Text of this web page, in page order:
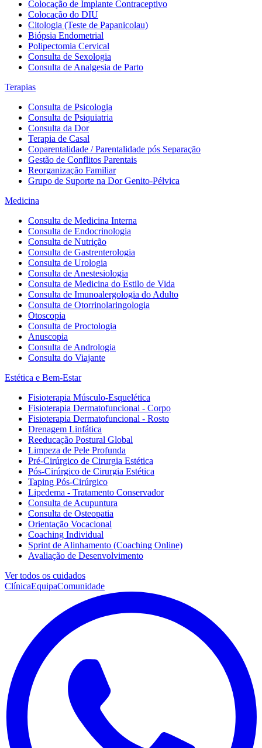
Colocação de Implante Contraceptivo
Colocação do DIU
Citologia (Teste de Papanicolau)
Biópsia Endometrial
Polipectomia Cervical
Consulta de Sexologia
Consulta de Analgesia de Parto
Terapias
Consulta de Psicologia
Consulta de Psiquiatria
Consulta da Dor
Terapia de Casal
Coparentalidade / Parentalidade pós Separação
Gestão de Conflitos Parentais
Reorganização Familiar
Grupo de Suporte na Dor Genito-Pélvica
Medicina
Consulta de Medicina Interna
Consulta de Endocrinologia
Consulta de Nutrição
Consulta de Gastrenterologia
Consulta de Urologia
Consulta de Anestesiologia
Consulta de Medicina do Estilo de Vida
Consulta de Imunoalergologia do Adulto
Consulta de Otorrinolaringologia
Otoscopia
Consulta de Proctologia
Anuscopia
Consulta de Andrologia
Consulta do Viajante
Estética e Bem-Estar
Fisioterapia Músculo-Esquelética
Fisioterapia Dermatofuncional - Corpo
Fisioterapia Dermatofuncional - Rosto
Drenagem Linfática
Reeducação Postural Global
Limpeza de Pele Profunda
Pré-Cirúrgico de Cirurgia Estética
Pós-Cirúrgico de Cirurgia Estética
Taping Pós-Cirúrgico
Lipedema - Tratamento Conservador
Consulta de Acupuntura
Consulta de Osteopatia
Orientação Vocacional
Coaching Individual
Sprint de Alinhamento (Coaching Online)
Avaliação de Desenvolvimento
Ver todos os cuidados
ClínicaEquipaComunidade